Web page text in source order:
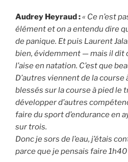
Audrey Heyraud :« Ce n’est
élément et on a entendu dire
de panique. Et puis Laurent
bien, évidemment — mais il dit
l’aise en natation. C’est que
D’autres viennent de la course
blessés sur la course à pied le
développer d’autres
faire du sport d’endurance en
sur trois.
Donc je sors de l’eau, j’étais
parce que je pensais faire 1h40